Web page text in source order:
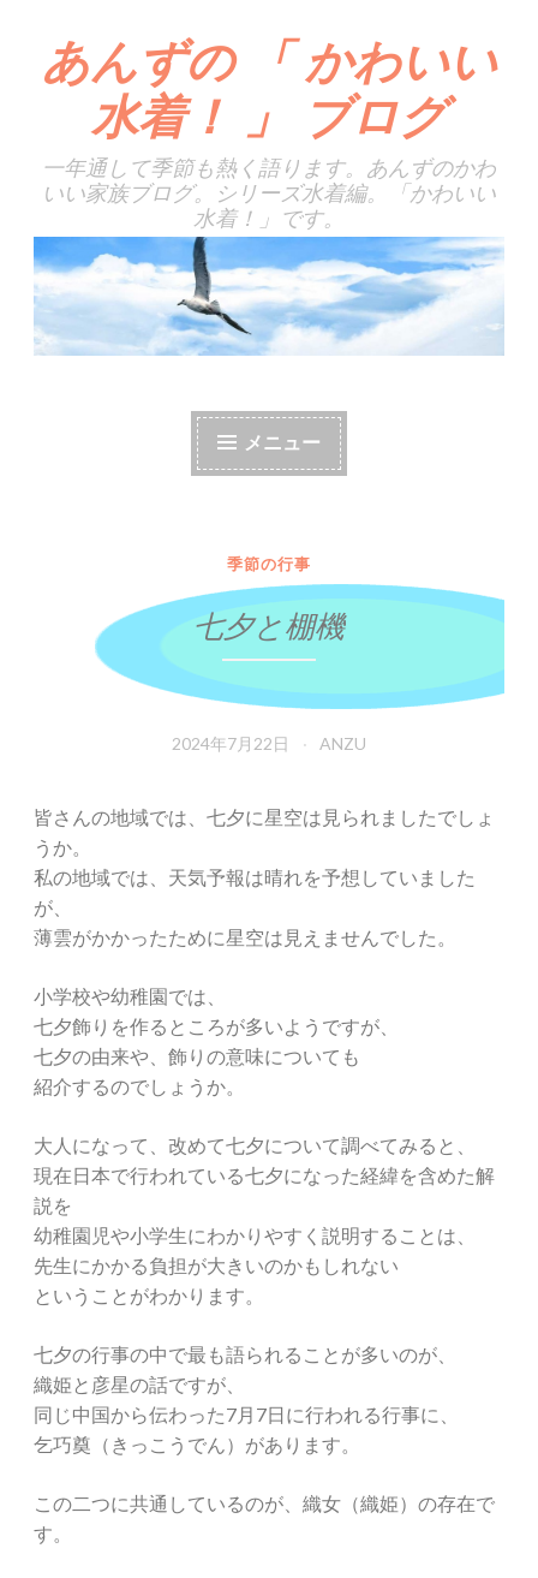
ン
ツ
へ
キ
ッ
プ
あんずの 「 かわいい
水着！ 」 ブログ
一年通して季節も熱く語ります。あんずのかわ
いい家族ブログ。シリーズ水着編。「かわいい
水着！」です。
メニュー
季節の行事
七夕と棚機
2024年7月22日 ANZU
皆さんの地域では、七夕に星空は見られましたでしょ
うか。
私の地域では、天気予報は晴れを予想していました
が、
薄雲がかかったために星空は見えませんでした。
小学校や幼稚園では、
七夕飾りを作るところが多いようですが、
七夕の由来や、飾りの意味についても
紹介するのでしょうか。
大人になって、改めて七夕について調べてみると、
現在日本で行われている七夕になった経緯を含めた解
説を
幼稚園児や小学生にわかりやすく説明することは、
先生にかかる負担が大きいのかもしれない
ということがわかります。
七夕の行事の中で最も語られることが多いのが、
織姫と彦星の話ですが、
同じ中国から伝わった7月7日に行われる行事に、
乞巧奠（きっこうでん）があります。
この二つに共通しているのが、織女（織姫）の存在で
す。